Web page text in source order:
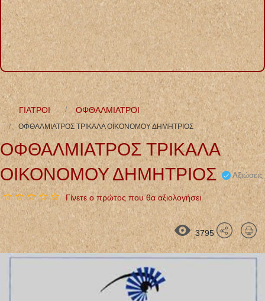
ΓΙΑΤΡΟΙ ΟΦΘΑΛΜΙΑΤΡΟΙ
ΟΦΘΑΛΜΙΑΤΡΟΣ ΤΡΙΚΑΛΑ ΟΙΚΟΝΟΜΟΥ ΔΗΜΗΤΡΙΟΣ
ΟΦΘΑΛΜΙΑΤΡΟΣ ΤΡΙΚΑΛΑ
ΟΙΚΟΝΟΜΟΥ ΔΗΜΗΤΡΙΟΣ
Αξιώσεις
Γίνετε ο πρώτος που θα αξιολογήσει
3795